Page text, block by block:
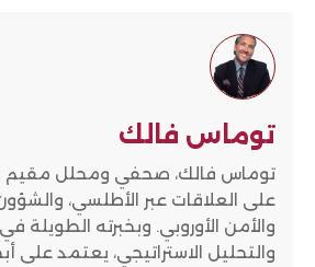
توماس فالك
توماس فالك، صحفي ومحلل مقيم
على العلاقات عبر الأطلسي، والشؤون
والأمن الأوروبي. وبخبرته الطويلة
والتحليل الاستراتيجي، يعتمد على